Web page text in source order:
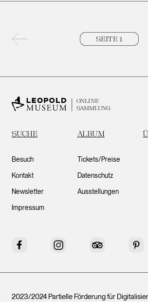
ONLINE
SAMMLUNG
SUCHE ALBUM
Besuch
Kontakt
Newsletter
Impressum
Tickets/Preise
Datenschutz
Ausstellungen
Facebook Instagram Tripadvisor
2023/2024 Partielle Förderung für